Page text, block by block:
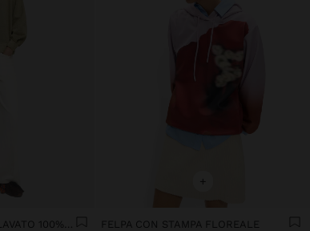
+
FELPA CON STAMPA FLOREALE